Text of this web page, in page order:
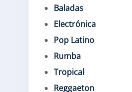
Baladas
Electrónica
Pop Latino
Rumba
Tropical
Reggaeton